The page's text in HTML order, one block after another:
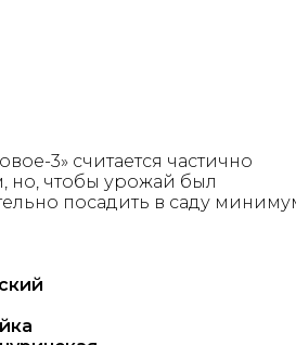
3» считается частично
но, чтобы урожай был
посадить в саду